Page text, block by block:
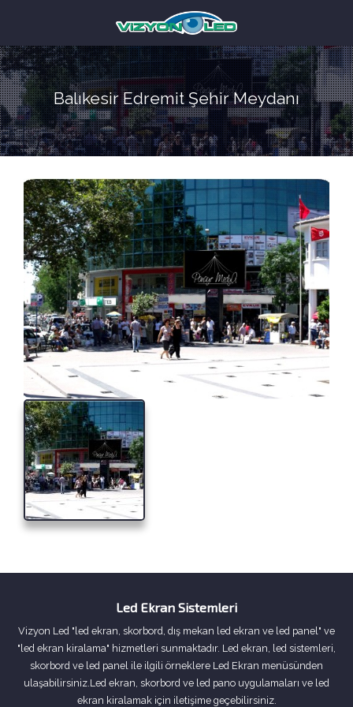
Balıkesir Edremit Şehir Meydanı
Led Ekran Sistemleri
Vizyon Led "led ekran, skorbord, dış mekan led ekran ve led panel" ve
"led ekran kiralama" hizmetleri sunmaktadır. Led ekran, led sistemleri,
skorbord ve led panel ile ilgili örneklere Led Ekran menüsünden
ulaşabilirsiniz.Led ekran, skorbord ve led pano uygulamaları ve led
ekran kiralamak için iletişime geçebilirsiniz.